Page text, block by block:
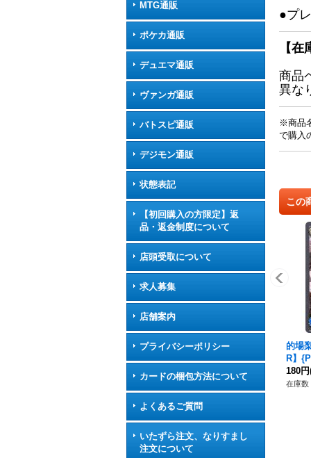
MTG通販
ポケカ通販
デュエマ通販
ヴァンガ通販
バトスピ通販
デジモン通販
状態表記
【初回購入の方限定】返
品・返金制度について
店頭受取について
求人募集
店舗案内
プライバシーポリシー
カードの梱包方法について
よくあるご質問
いたずら注文、なりすまし
注文について
●プ
【
商品
異な
※商品
で購入
この
的場
R】
180円
在庫数